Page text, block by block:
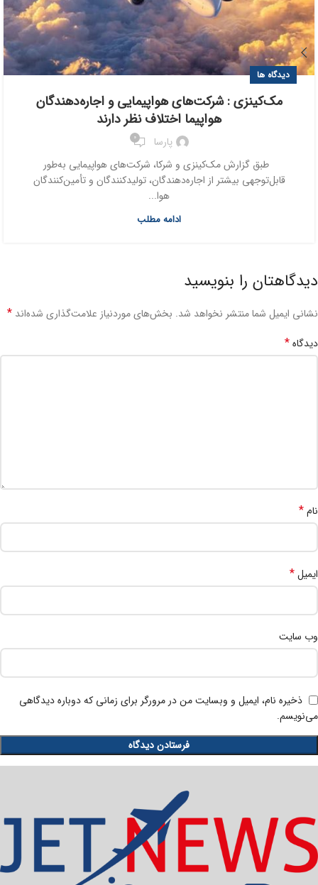
دیدگاه ها
مک‌کینزی : شرکت‌های هواپیمایی و اجاره‌دهندگان
هواپیما اختلاف نظر دارند
پارسا 0
طبق گزارش مک‌کینزی و شرکا، شرکت‌های هواپیمایی به‌طور
قابل‌توجهی بیشتر از اجاره‌دهندگان، تولیدکنندگان و تأمین‌کنندگان
هوا...
ادامه مطلب
دیدگاهتان را بنویسید
نشانی ایمیل شما منتشر نخواهد شد. بخش‌های موردنیاز علامت‌گذاری شده‌اند *
دیدگاه*
نام*
ایمیل*
وب‌ سایت
ذخیره نام، ایمیل و وبسایت من در مرورگر برای زمانی که دوباره دیدگاهی
می‌نویسم.